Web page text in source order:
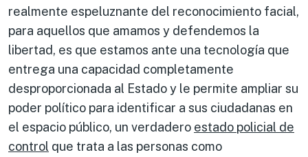
realmente espeluznante del reconocimiento facial,
para aquellos que amamos y defendemos la
libertad, es que estamos ante una tecnología que
entrega una capacidad completamente
desproporcionada al Estado y le permite ampliar su
poder político para identificar a sus ciudadanas en
el espacio público, un verdadero estado policial de
control que trata a las personas como